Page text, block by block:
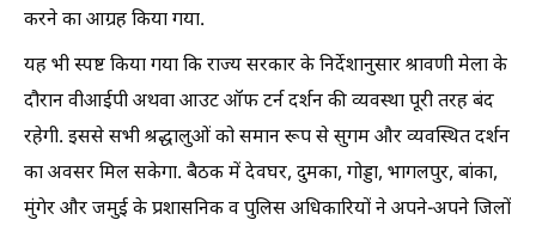
करने का आग्रह किया गया.
यह भी स्पष्ट किया गया कि राज्य सरकार के निर्देशानुसार श्रावणी मेला के
दौरान वीआईपी अथवा आउट ऑफ टर्न दर्शन की व्यवस्था पूरी तरह बंद
रहेगी. इससे सभी श्रद्धालुओं को समान रूप से सुगम और व्यवस्थित दर्शन
का अवसर मिल सकेगा. बैठक में देवघर, दुमका, गोड्डा, भागलपुर, बांका,
मुंगेर और जमुई के प्रशासनिक व पुलिस अधिकारियों ने अपने-अपने जिलों